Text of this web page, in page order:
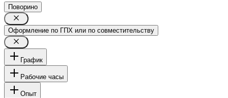
Поворино
Оформление по ГПХ или по совместительству
График
Рабочие часы
Опыт